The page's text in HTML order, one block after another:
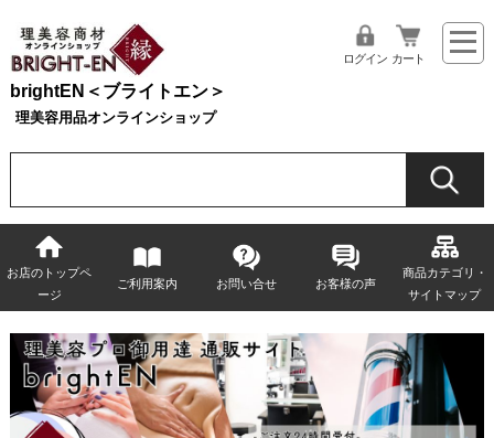
brightEN＜ブライトエン＞
理美容用品オンラインショップ
ログイン カート
お店のトップペ
ージ
ご利用案内 お問い合せ お客様の声
商品カテゴリ・
サイトマップ